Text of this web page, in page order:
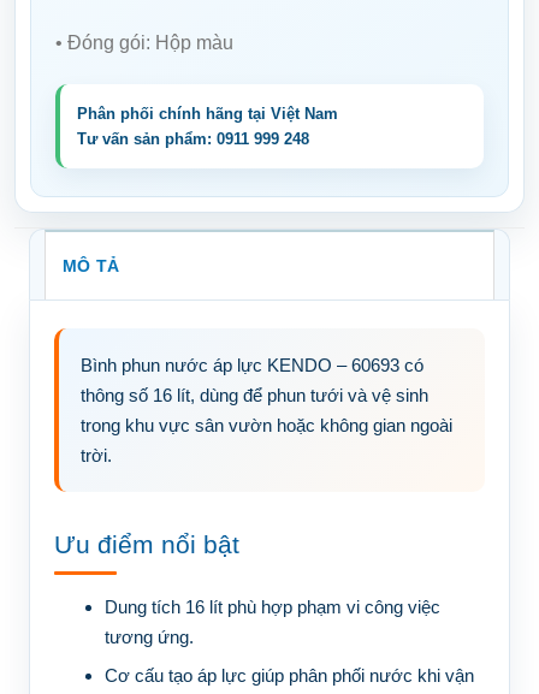
• Đóng gói: Hộp màu
MÔ TẢ
Bình phun nước áp lực KENDO – 60693 có
thông số 16 lít, dùng để phun tưới và vệ sinh
trong khu vực sân vườn hoặc không gian ngoài
trời.
Ưu điểm nổi bật
Dung tích 16 lít phù hợp phạm vi công việc
tương ứng.
Cơ cấu tạo áp lực giúp phân phối nước khi vận